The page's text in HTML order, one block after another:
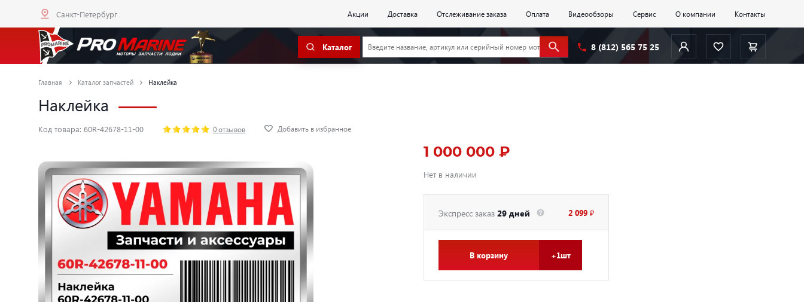
Санкт-Петербург Акции Доставка Отслеживание заказа Оплата Видеообзоры Сервис О компании Контакты
Каталог 8 (812) 565 75 25
Главная Каталог запчастей Наклейка
Наклейка
Код товара: 60R-42678-11-00 0 отзывов Добавить в избранное
1 000 000 ₽
Нет в наличии
Экспресс заказ29 дней 2 099 ₽
В корзину +1шт